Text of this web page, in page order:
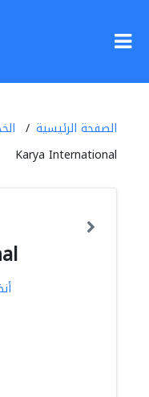
الصفحة الرئيسية
Karya International